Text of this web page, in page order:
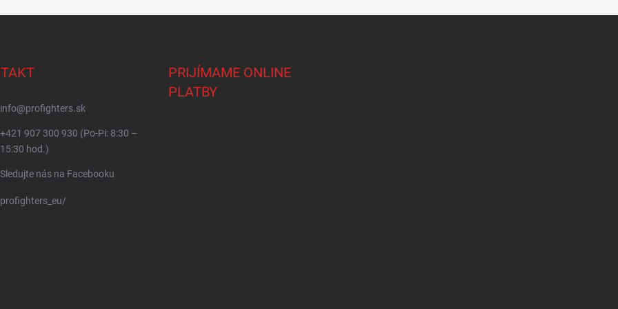
info@profighters.sk
+421 907 300 930 (Po-Pi: 8:30 –
15:30 hod.)
Sledujte nás na Facebooku
profighters_eu/
PRIJÍMAME ONLINE
PLATBY